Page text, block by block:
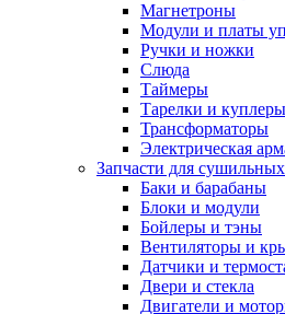
Магнетроны
Модули и платы
Ручки и ножки
Слюда
Таймеры
Тарелки и куплеры
Трансформаторы
Электрическая
Запчасти для
Баки и барабаны
Блоки и модули
Бойлеры и тэны
Вентиляторы и
Датчики и
Двери и стекла
Двигатели и